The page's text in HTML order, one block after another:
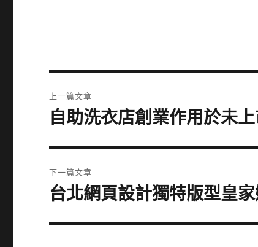
章
上一篇文章
上
篇
文
章:
自助洗衣店創業作用於未
下一篇文章
下
篇
台北網頁設計獨特版型皇